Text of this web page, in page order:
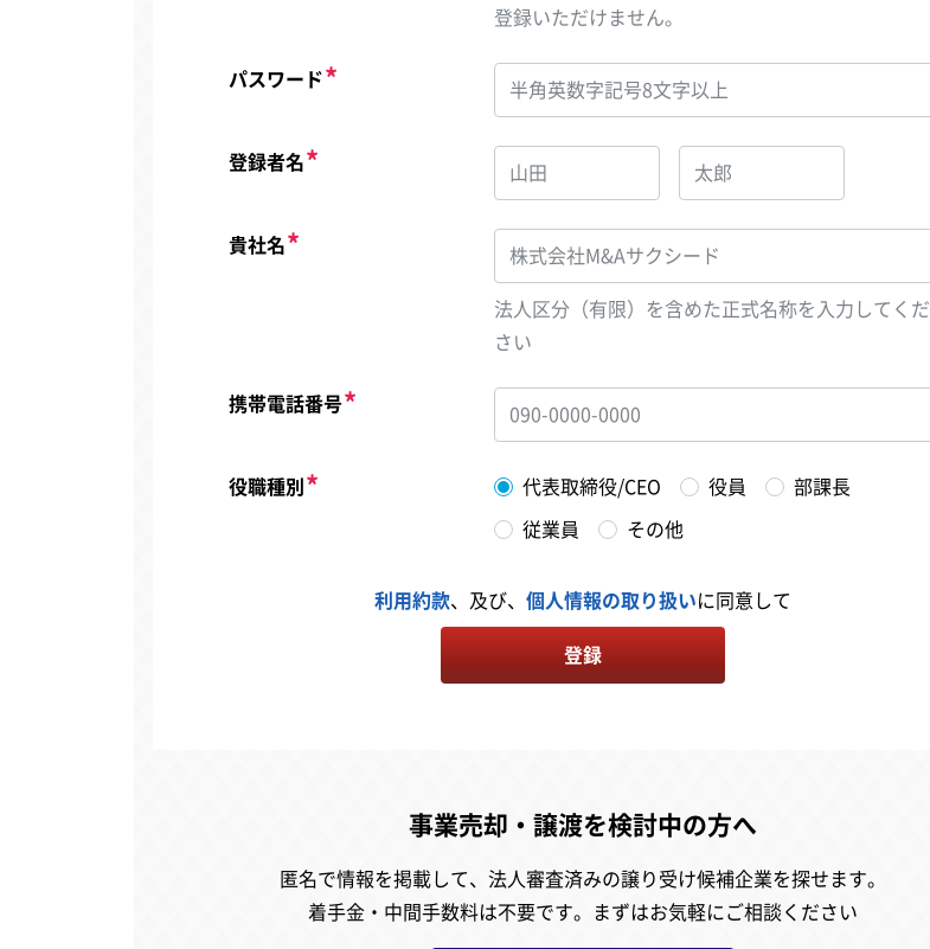
登録いただけません。
パスワード
登録者名
貴社名
法人区分（有限）を含めた正式名称を入力してくだ
さい
携帯電話番号
役職種別 代表取締役/CEO 役員 部課長
従業員 その他
利用約款、及び、 個人情報の取り扱いに同意して
登録
事業売却・譲渡を検討中の方へ
匿名で情報を掲載して、 法人審査済みの譲り受け候補企業を探せます。
着手金・中間手数料は不要です。
まずはお気軽にご相談ください